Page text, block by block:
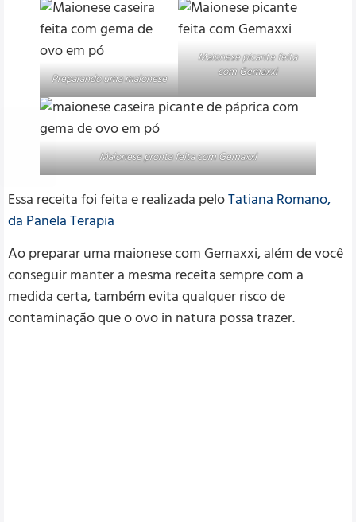
Preparando uma maionese
Maionese picante feita
com Gemaxxi
Maionese pronta feita com Gemaxxi
Essa receita foi feita e realizada peloTatiana Romano,
da Panela Terapia
Ao preparar uma maionese com Gemaxxi, além de você
conseguir manter a mesma receita sempre com a
medida certa, também evita qualquer risco de
contaminação que o ovo in natura possa trazer.